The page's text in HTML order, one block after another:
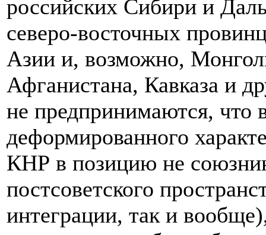
российских Сибири и
северо-восточных
Азии и, возможно,
Афганистана, Кавказа и
не предпринимаются, что
деформированного
КНР в позицию не
постсоветского
интеграции, так и